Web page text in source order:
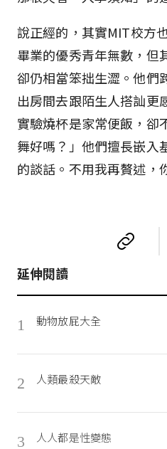
說正經的，其實MIT校方
畢業的優秀青年無數，但
卻仍相當笨拙生澀。他們
出房間去跟陌生人搭訕更
實驗燒杯是家常便飯，卻
舞好嗎？」他們擅長嵌入
的談話。不用我再贅述，
延伸閱讀
1 動物放屁大全
2 人類最殺天敵
3 人人都是性變態